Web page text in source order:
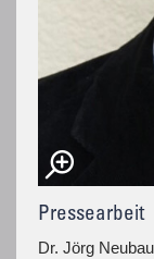
Pressearbeit
Dr. Jörg